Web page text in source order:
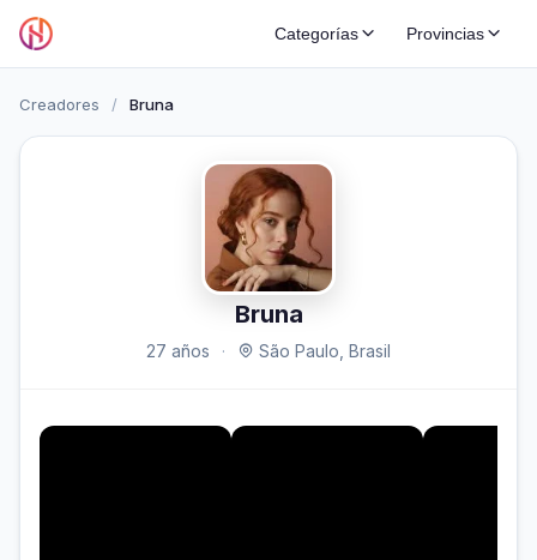
Categorías Provincias
Creadores / Bruna
Bruna
27 años · São Paulo, Brasil